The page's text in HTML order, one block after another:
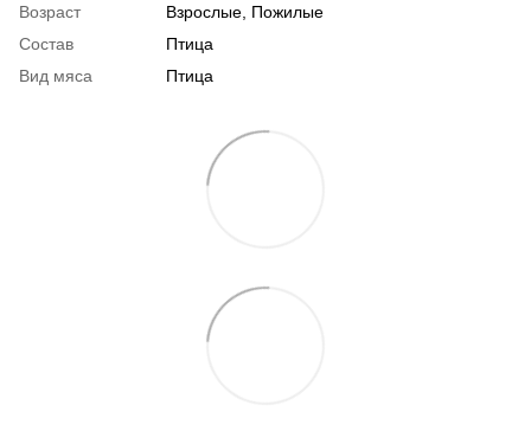
Возраст
Взрослые, Пожилые
Состав
Птица
Вид мяса
Птица